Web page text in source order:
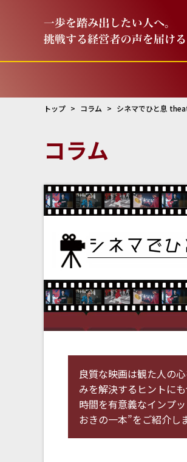
トップ コラム シネマでひと息
コラム
良質な映画は観た人の
みを解決するヒントに
時間を有意義なインプ
おきの一本”をご紹介し